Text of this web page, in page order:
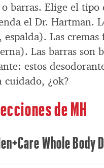
o barras. Elige el
el Dr. Hartman.
espalda). Las
Las barras son
estos
cuidado, ¿ok?
de MH
Whole Body